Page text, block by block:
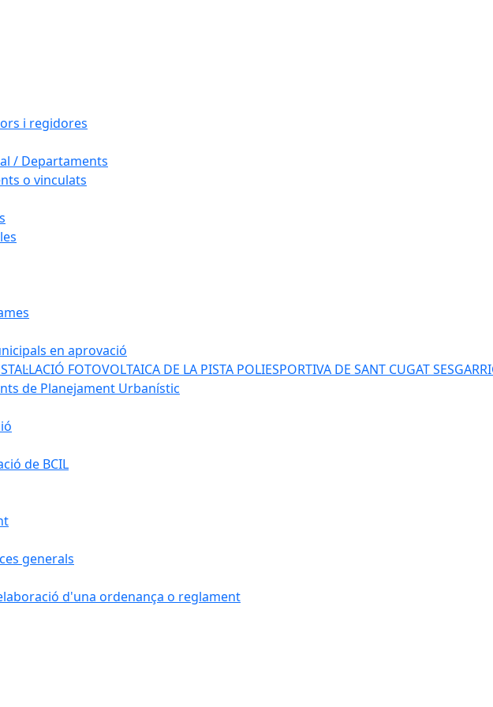
i regidores
/ Departaments
o vinculats
en aprovació
FOTOVOLTAICA DE LA PISTA POLIESPORTIVA DE SANT CUGAT
de Planejament Urbanístic
de BCIL
generals
d'una ordenança o reglament